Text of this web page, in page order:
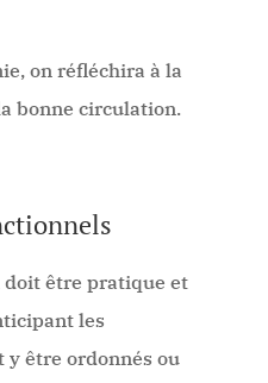
on réfléchira à la
bonne circulation.
être pratique et
les
être ordonnés ou